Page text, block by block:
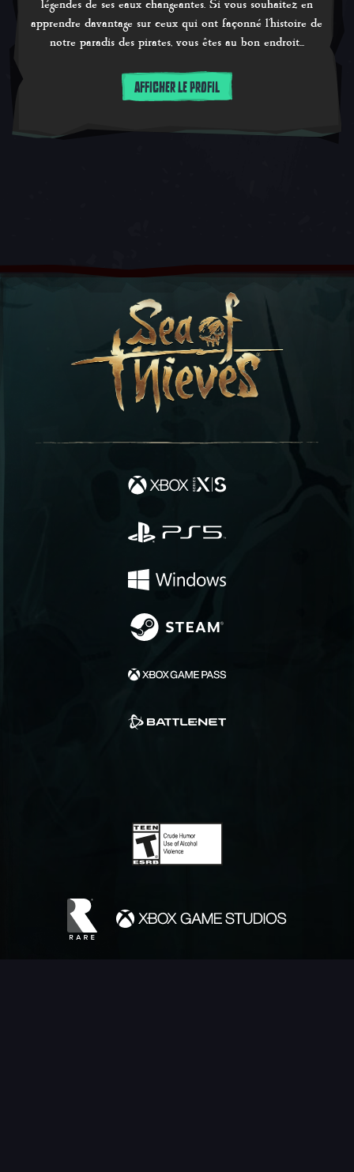
légendes de ses eaux changeantes. Si vous souhaitez en
apprendre davantage sur ceux qui ont façonné l'histoire de
notre paradis des pirates, vous êtes au bon endroit...
AFFICHER LE PROFIL